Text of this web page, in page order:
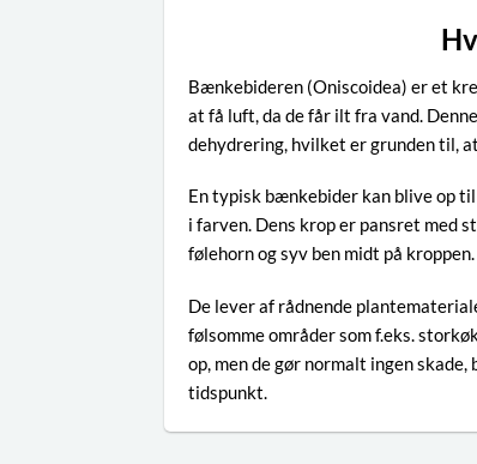
Bænkebideren (Oniscoidea) er et
at få luft, da de får ilt fra vand.
dehydrering, hvilket er grunden til,
En typisk bænkebider kan blive op
i farven. Dens krop er pansret med
følehorn og syv ben midt på kroppen.
De lever af rådnende
følsomme områder som f.eks.
op, men de gør normalt ingen
tidspunkt.